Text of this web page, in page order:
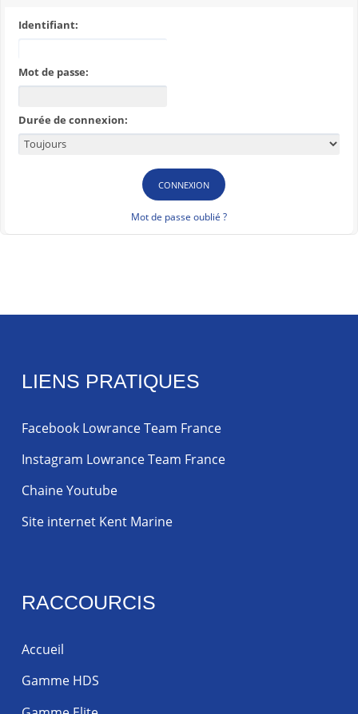
Identifiant:
Mot de passe:
Durée de connexion:
Mot de passe oublié ?
LIENS PRATIQUES
Facebook Lowrance Team France
Instagram Lowrance Team France
Chaine Youtube
Site internet Kent Marine
RACCOURCIS
Accueil
Gamme HDS